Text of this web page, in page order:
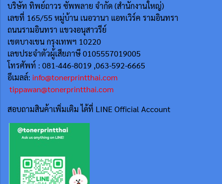
บริษัท ทิพย์ถาวร ซัพพลาย จำกัด (สำนักงานใหญ่)
เลขที่ 165/55 หมู่บ้าน เนอวานา แอทเวิร์ค รามอินทรา
ถนนรามอินทรา แขวงอนุสาวรีย์
เขตบางเขน กรุงเทพฯ 10220
เลขประจำตัวผู้เสียภาษี 0105557019005
โทรศัพท์ : 081-446-8019 ,063-592-6665
อีเมลล์: info@tonerprintthai.com
tippawan@tonerprintthai.com
สอบถามสินค้าเพิ่มเติม ได้ที่ LINE Official Account